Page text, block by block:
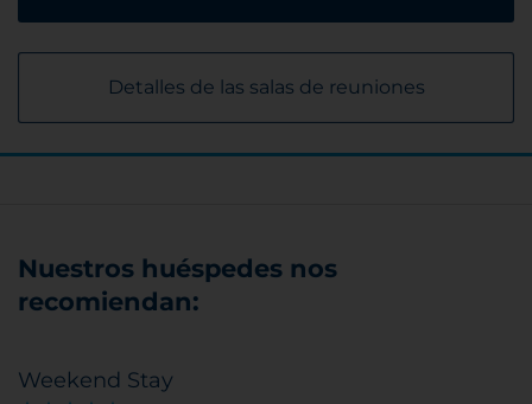
Detalles de las salas de reuniones
Nuestros huéspedes nos
recomiendan:
Weekend Stay